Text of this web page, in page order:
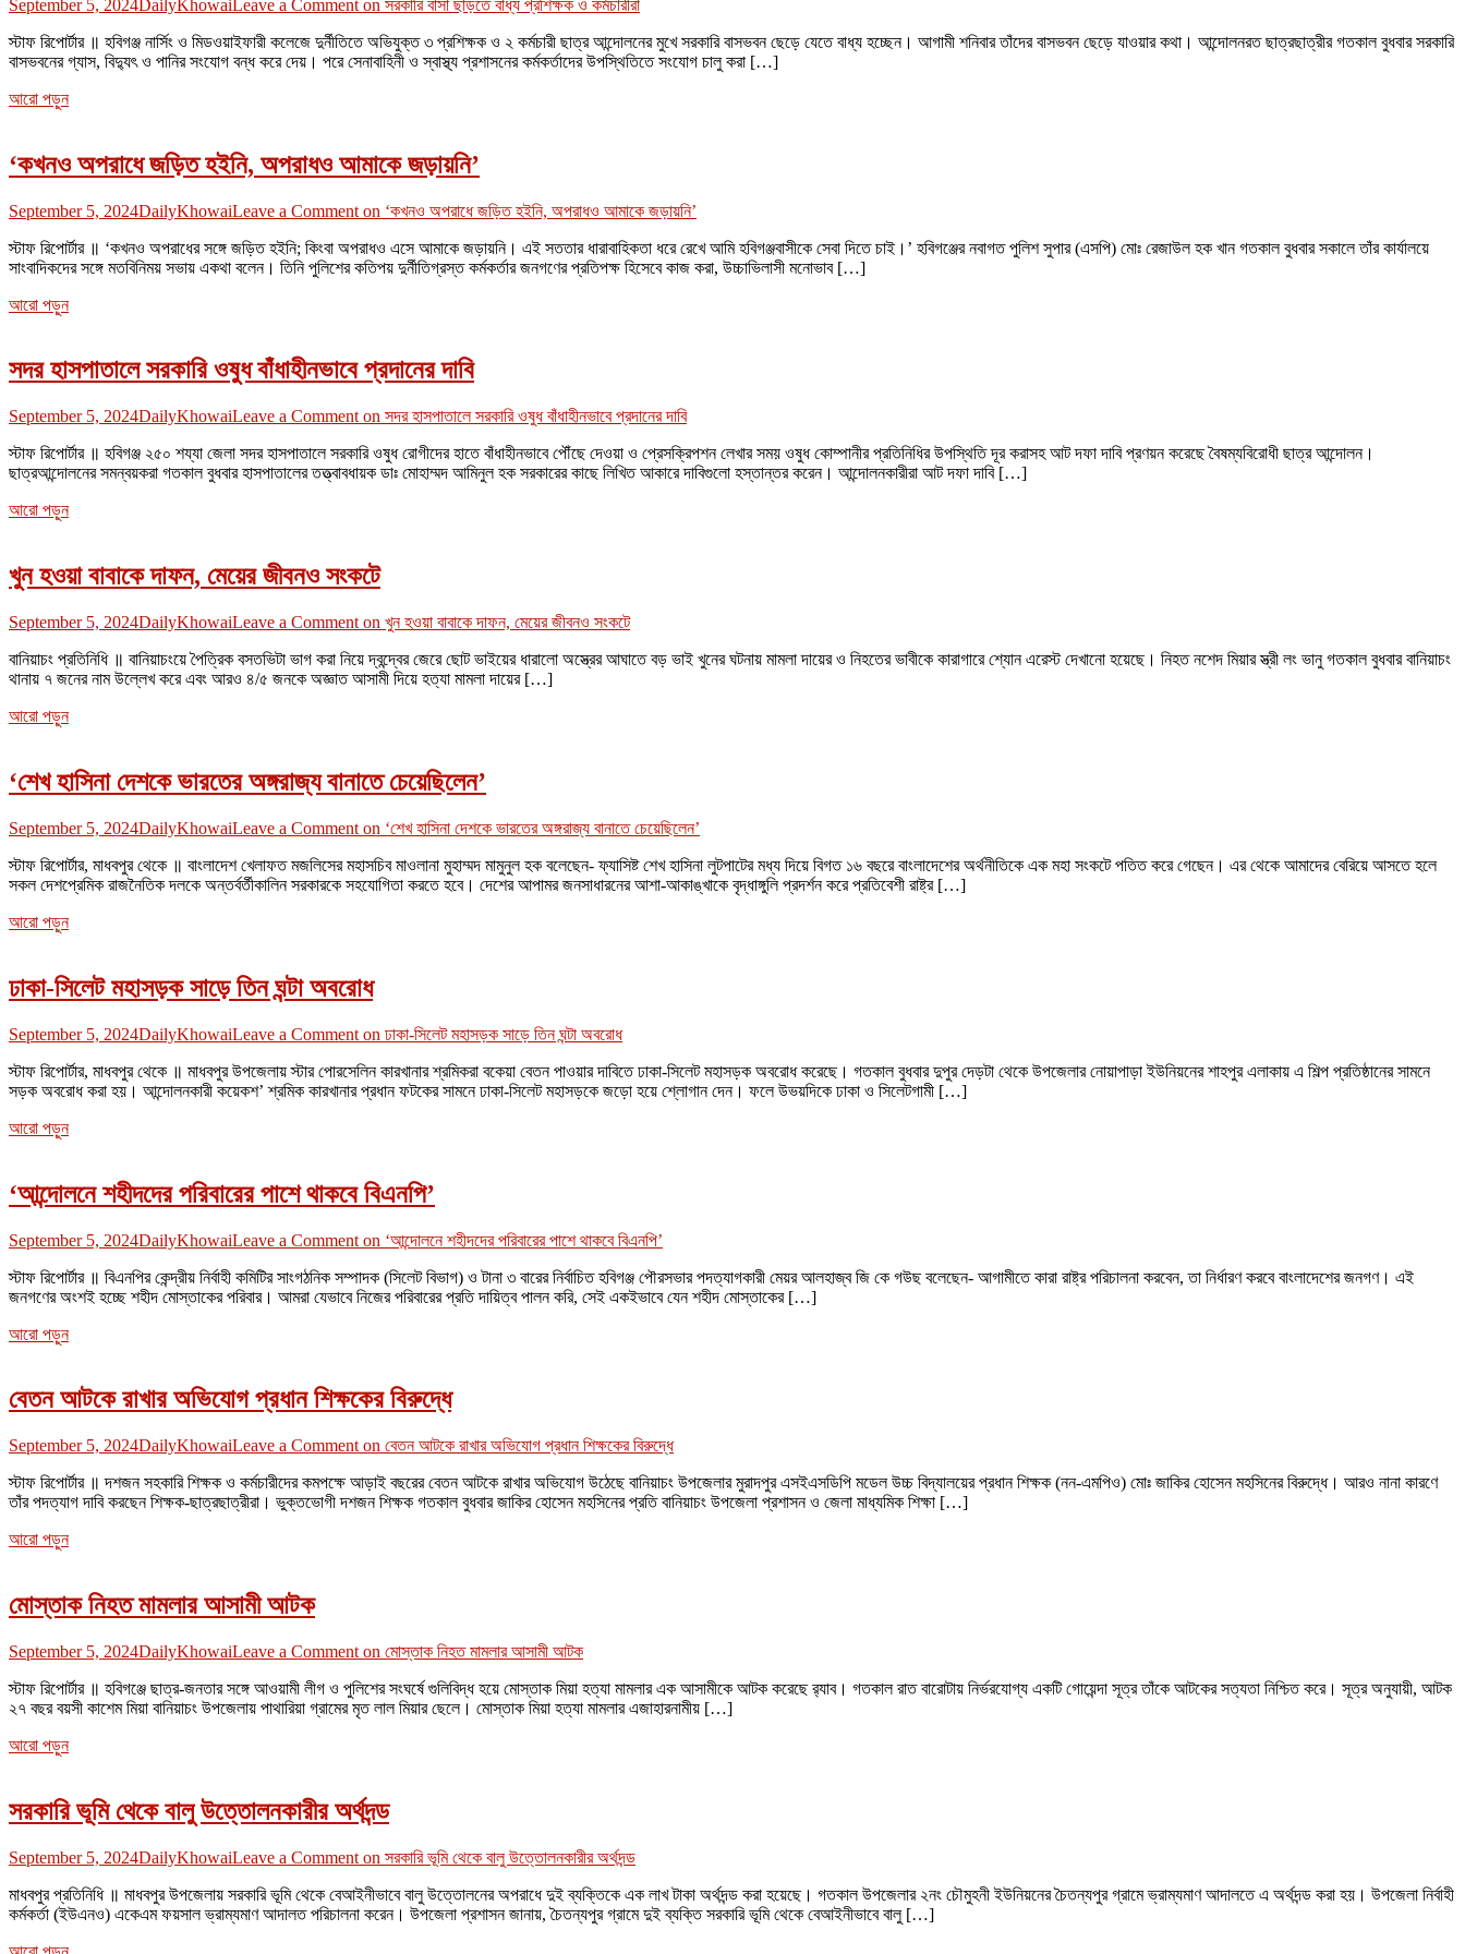
September 5, 2024DailyKhowaiLeave a Comment on সরকারি বাসা ছাড়তে বাধ্য প্রশিক্ষক ও কর্মচারীরা
স্টাফ রিপোর্টার ॥ হবিগঞ্জ নার্সিং ও মিডওয়াইফারী কলেজে দুর্নীতিতে অভিযুক্ত ৩ প্রশিক্ষক ও ২ কর্মচারী ছাত্র আন্দোলনের মুখে সরকারি বাসভবন ছেড়ে যেতে বাধ্য হচ্ছেন। আগামী শনিবার তাঁদের বাসভবন ছেড়ে যাওয়ার কথা। আন্দোলনরত ছাত্রছাত্রীর গতকাল বুধবার সরকারি
বাসভবনের গ্যাস, বিদ্যুৎ ও পানির সংযোগ বন্ধ করে দেয়। পরে সেনাবাহিনী ও স্বাস্থ্য প্রশাসনের কর্মকর্তাদের উপস্থিতিতে সংযোগ চালু করা […]
আরো পড়ুন
‘কখনও অপরাধে জড়িত হইনি, অপরাধও আমাকে জড়ায়নি’
September 5, 2024DailyKhowaiLeave a Comment on ‘কখনও অপরাধে জড়িত হইনি, অপরাধও আমাকে জড়ায়নি’
স্টাফ রিপোর্টার ॥ ‘কখনও অপরাধের সঙ্গে জড়িত হইনি; কিংবা অপরাধও এসে আমাকে জড়ায়নি। এই সততার ধারাবাহিকতা ধরে রেখে আমি হবিগঞ্জবাসীকে সেবা দিতে চাই।’ হবিগঞ্জের নবাগত পুলিশ সুপার (এসপি) মোঃ রেজাউল হক খান গতকাল বুধবার সকালে তাঁর কার্যালয়ে
সাংবাদিকদের সঙ্গে মতবিনিময় সভায় একথা বলেন। তিনি পুলিশের কতিপয় দুর্নীতিগ্রস্ত কর্মকর্তার জনগণের প্রতিপক্ষ হিসেবে কাজ করা, উচ্চাভিলাসী মনোভাব […]
আরো পড়ুন
সদর হাসপাতালে সরকারি ওষুধ বাঁধাহীনভাবে প্রদানের দাবি
September 5, 2024DailyKhowaiLeave a Comment on সদর হাসপাতালে সরকারি ওষুধ বাঁধাহীনভাবে প্রদানের দাবি
স্টাফ রিপোর্টার ॥ হবিগঞ্জ ২৫০ শয্যা জেলা সদর হাসপাতালে সরকারি ওষুধ রোগীদের হাতে বাঁধাহীনভাবে পৌঁছে দেওয়া ও প্রেসক্রিপশন লেখার সময় ওষুধ কোম্পানীর প্রতিনিধির উপস্থিতি দূর করাসহ আট দফা দাবি প্রণয়ন করেছে বৈষম্যবিরোধী ছাত্র আন্দোলন।
ছাত্রআন্দোলনের সমন্বয়করা গতকাল বুধবার হাসপাতালের তত্ত্বাবধায়ক ডাঃ মোহাম্মদ আমিনুল হক সরকারের কাছে লিখিত আকারে দাবিগুলো হস্তান্তর করেন। আন্দোলনকারীরা আট দফা দাবি […]
আরো পড়ুন
খুন হওয়া বাবাকে দাফন, মেয়ের জীবনও সংকটে
September 5, 2024DailyKhowaiLeave a Comment on খুন হওয়া বাবাকে দাফন, মেয়ের জীবনও সংকটে
বানিয়াচং প্রতিনিধি ॥ বানিয়াচংয়ে পৈত্রিক বসতভিটা ভাগ করা নিয়ে দ্বন্দ্বের জেরে ছোট ভাইয়ের ধারালো অস্ত্রের আঘাতে বড় ভাই খুনের ঘটনায় মামলা দায়ের ও নিহতের ভাবীকে কারাগারে শ্যোন এরেস্ট দেখানো হয়েছে। নিহত নশেদ মিয়ার স্ত্রী লং ভানু গতকাল বুধবার বানিয়াচং
থানায় ৭ জনের নাম উল্লেখ করে এবং আরও ৪/৫ জনকে অজ্ঞাত আসামী দিয়ে হত্যা মামলা দায়ের […]
আরো পড়ুন
‘শেখ হাসিনা দেশকে ভারতের অঙ্গরাজ্য বানাতে চেয়েছিলেন’
September 5, 2024DailyKhowaiLeave a Comment on ‘শেখ হাসিনা দেশকে ভারতের অঙ্গরাজ্য বানাতে চেয়েছিলেন’
স্টাফ রিপোর্টার, মাধবপুর থেকে ॥ বাংলাদেশ খেলাফত মজলিসের মহাসচিব মাওলানা মুহাম্মদ মামুনুল হক বলেছেন- ফ্যাসিষ্ট শেখ হাসিনা লুটপাটের মধ্য দিয়ে বিগত ১৬ বছরে বাংলাদেশের অর্থনীতিকে এক মহা সংকটে পতিত করে গেছেন। এর থেকে আমাদের বেরিয়ে আসতে হলে
সকল দেশপ্রেমিক রাজনৈতিক দলকে অন্তর্বর্তীকালিন সরকারকে সহযোগিতা করতে হবে। দেশের আপামর জনসাধারনের আশা-আকাঙ্খাকে বৃদ্ধাঙ্গুলি প্রদর্শন করে প্রতিবেশী রাষ্ট্র […]
আরো পড়ুন
ঢাকা-সিলেট মহাসড়ক সাড়ে তিন ঘন্টা অবরোধ
September 5, 2024DailyKhowaiLeave a Comment on ঢাকা-সিলেট মহাসড়ক সাড়ে তিন ঘন্টা অবরোধ
স্টাফ রিপোর্টার, মাধবপুর থেকে ॥ মাধবপুর উপজেলায় স্টার পোরসেলিন কারখানার শ্রমিকরা বকেয়া বেতন পাওয়ার দাবিতে ঢাকা-সিলেট মহাসড়ক অবরোধ করেছে। গতকাল বুধবার দুপুর দেড়টা থেকে উপজেলার নোয়াপাড়া ইউনিয়নের শাহপুর এলাকায় এ শিল্প প্রতিষ্ঠানের সামনে
সড়ক অবরোধ করা হয়। আন্দোলনকারী কয়েকশ’ শ্রমিক কারখানার প্রধান ফটকের সামনে ঢাকা-সিলেট মহাসড়কে জড়ো হয়ে শ্লোগান দেন। ফলে উভয়দিকে ঢাকা ও সিলেটগামী […]
আরো পড়ুন
‘আন্দোলনে শহীদদের পরিবারের পাশে থাকবে বিএনপি’
September 5, 2024DailyKhowaiLeave a Comment on ‘আন্দোলনে শহীদদের পরিবারের পাশে থাকবে বিএনপি’
স্টাফ রিপোর্টার ॥ বিএনপির কেন্দ্রীয় নির্বাহী কমিটির সাংগঠনিক সম্পাদক (সিলেট বিভাগ) ও টানা ৩ বারের নির্বাচিত হবিগঞ্জ পৌরসভার পদত্যাগকারী মেয়র আলহাজ্ব জি কে গউছ বলেছেন- আগামীতে কারা রাষ্ট্র পরিচালনা করবেন, তা নির্ধারণ করবে বাংলাদেশের জনগণ। এই
জনগণের অংশই হচ্ছে শহীদ মোস্তাকের পরিবার। আমরা যেভাবে নিজের পরিবারের প্রতি দায়িত্ব পালন করি, সেই একইভাবে যেন শহীদ মোস্তাকের […]
আরো পড়ুন
বেতন আটকে রাখার অভিযোগ প্রধান শিক্ষকের বিরুদ্ধে
September 5, 2024DailyKhowaiLeave a Comment on বেতন আটকে রাখার অভিযোগ প্রধান শিক্ষকের বিরুদ্ধে
স্টাফ রিপোর্টার ॥ দশজন সহকারি শিক্ষক ও কর্মচারীদের কমপক্ষে আড়াই বছরের বেতন আটকে রাখার অভিযোগ উঠেছে বানিয়াচং উপজেলার মুরাদপুর এসইএসডিপি মডেল উচ্চ বিদ্যালয়ের প্রধান শিক্ষক (নন-এমপিও) মোঃ জাকির হোসেন মহসিনের বিরুদ্ধে। আরও নানা কারণে
তাঁর পদত্যাগ দাবি করছেন শিক্ষক-ছাত্রছাত্রীরা। ভুক্তভোগী দশজন শিক্ষক গতকাল বুধবার জাকির হোসেন মহসিনের প্রতি বানিয়াচং উপজেলা প্রশাসন ও জেলা মাধ্যমিক শিক্ষা […]
আরো পড়ুন
মোস্তাক নিহত মামলার আসামী আটক
September 5, 2024DailyKhowaiLeave a Comment on মোস্তাক নিহত মামলার আসামী আটক
স্টাফ রিপোর্টার ॥ হবিগঞ্জে ছাত্র-জনতার সঙ্গে আওয়ামী লীগ ও পুলিশের সংঘর্ষে গুলিবিদ্ধ হয়ে মোস্তাক মিয়া হত্যা মামলার এক আসামীকে আটক করেছে র‌্যাব। গতকাল রাত বারোটায় নির্ভরযোগ্য একটি গোয়েন্দা সূত্র তাঁকে আটকের সত্যতা নিশ্চিত করে। সূত্র অনুযায়ী, আটক
২৭ বছর বয়সী কাশেম মিয়া বানিয়াচং উপজেলায় পাথারিয়া গ্রামের মৃত লাল মিয়ার ছেলে। মোস্তাক মিয়া হত্যা মামলার এজাহারনামীয় […]
আরো পড়ুন
সরকারি ভূমি থেকে বালু উত্তোলনকারীর অর্থদন্ড
September 5, 2024DailyKhowaiLeave a Comment on সরকারি ভূমি থেকে বালু উত্তোলনকারীর অর্থদন্ড
মাধবপুর প্রতিনিধি ॥ মাধবপুর উপজেলায় সরকারি ভূমি থেকে বেআইনীভাবে বালু উত্তোলনের অপরাধে দুই ব্যক্তিকে এক লাখ টাকা অর্থদন্ড করা হয়েছে। গতকাল উপজেলার ২নং চৌমুহনী ইউনিয়নের চৈতন্যপুর গ্রামে ভ্রাম্যমাণ আদালতে এ অর্থদন্ড করা হয়। উপজেলা নির্বাহী
কর্মকর্তা (ইউএনও) একেএম ফয়সাল ভ্রাম্যমাণ আদালত পরিচালনা করেন। উপজেলা প্রশাসন জানায়, চৈতন্যপুর গ্রামে দুই ব্যক্তি সরকারি ভূমি থেকে বেআইনীভাবে বালু […]